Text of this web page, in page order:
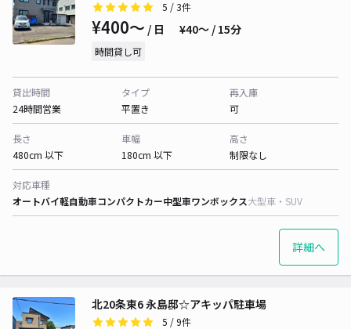
5 / 3件
¥400〜 / 日 ¥40〜 / 15分
時間貸し可
貸出時間
24時間営業
タイプ
平置き
再入庫
可
長さ
480cm 以下
車幅
180cm 以下
高さ
制限なし
対応車種
オートバイ軽自動車コンパクトカー中型車ワンボックス大型車・SUV
詳細へ
北20条東6 永島邸☆アキッパ駐車場
5 / 9件